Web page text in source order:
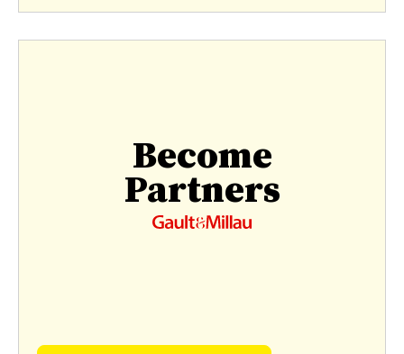
Become
Partners